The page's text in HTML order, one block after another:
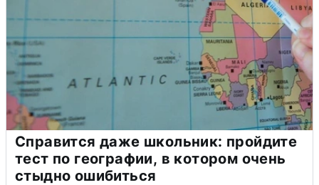
Справится даже школьник: пройдите
тест по географии, в котором очень
стыдно ошибиться